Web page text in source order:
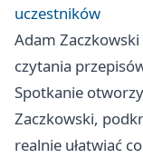
uczestników
Adam
czytania
Spotkanie
Zaczkowski,
realnie ułatwiać